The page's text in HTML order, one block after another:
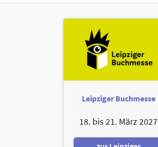
Leipziger Buchmesse
18. bis 21. März 2027